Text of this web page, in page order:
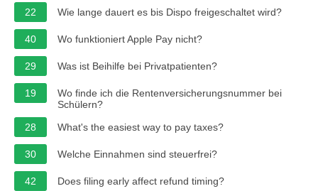
22 Wie lange dauert es bis Dispo freigeschaltet wird?
40 Wo funktioniert Apple Pay nicht?
29 Was ist Beihilfe bei Privatpatienten?
19
Wo finde ich die Rentenversicherungsnummer bei
Schülern?
28
What's the easiest way to pay taxes?
30 Welche Einnahmen sind steuerfrei?
42 Does filing early affect refund timing?